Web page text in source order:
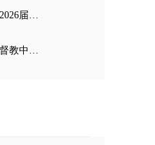
云南基督教神学院举行2026届毕业典礼
基督教全国两会本届基督教中国化推进委员会在成都召开专题编写工作会议